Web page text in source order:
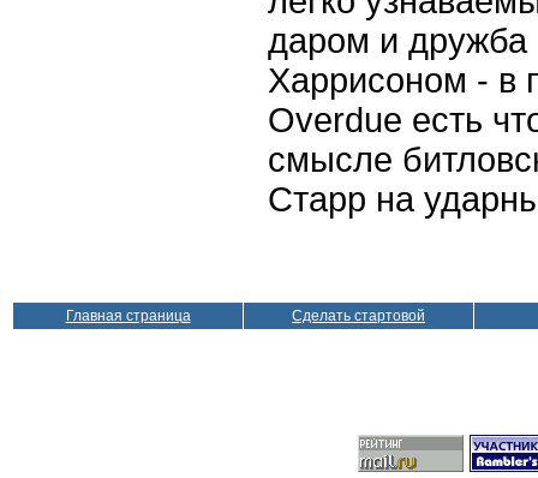
даром и
Харрисоном - в
Overdue есть
смысле
Старр на
Главная страница Сделать стартовой